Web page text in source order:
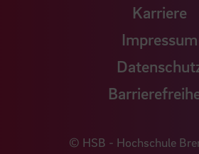
Karriere
Impressum
© HSB - Hochschule